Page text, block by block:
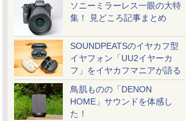
ソニーミラーレス一眼の大特
集！ 見どころ記事まとめ
SOUNDPEATSのイヤカフ型
イヤフォン「UU2イヤーカ
フ」をイヤカフマニアが語る
鳥肌ものの「DENON
HOME」サウンドを体感し
た！